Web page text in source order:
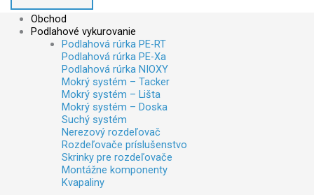
Obchod
Podlahové vykurovanie
Podlahová rúrka PE-RT
Podlahová rúrka PE-Xa
Podlahová rúrka NIOXY
Mokrý systém – Tacker
Mokrý systém – Lišta
Mokrý systém – Doska
Suchý systém
Nerezový rozdeľovač
Rozdeľovače príslušenstvo
Skrinky pre rozdeľovače
Montážne komponenty
Kvapaliny